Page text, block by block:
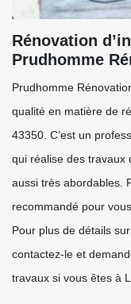
Rénovation
Prudhomme
Prudhomme
qualité en matière de
43350. C’est un
qui réalise des travaux
aussi très abordables.
recommandé pour
Pour plus de détails
contactez-le et
travaux si vous êtes à